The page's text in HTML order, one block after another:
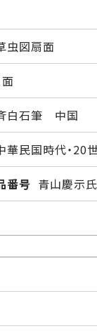
虫図扇面
白石筆 中国
華民国時代・20
番号 青山慶示